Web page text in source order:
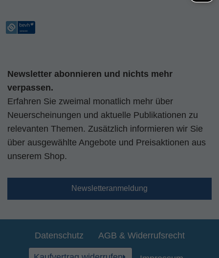
Newsletter abonnieren und nichts mehr
verpassen.
Erfahren Sie zweimal monatlich mehr über
Neuerscheinungen und aktuelle Publikationen zu
relevanten Themen. Zusätzlich informieren wir Sie
über ausgewählte Angebote und Preisaktionen aus
unserem Shop.
Newsletteranmeldung
Datenschutz AGB & Widerrufsrecht